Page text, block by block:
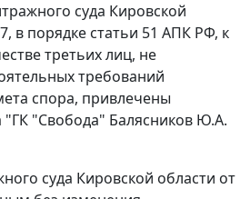
суда Кировской
в порядке статьи 51 АПК РФ, к
третьих лиц, не
требований
спора, привлечены
"ГК "Свобода" Балясников Ю.А.
суда Кировской области от